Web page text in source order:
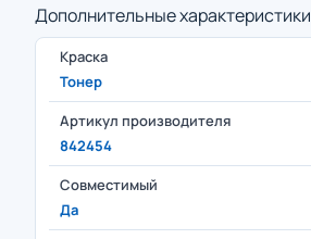
Дополнительные характеристики
Краска
Тонер
Артикул производителя
842454
Совместимый
Да